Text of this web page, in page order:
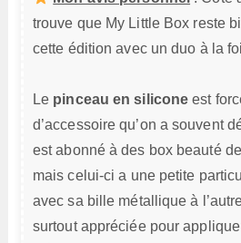
trouve que My Little Box reste
cette édition avec un duo à la
Le pinceau en silicone est
d’accessoire qu’on a souvent
est abonné à des box beauté
mais celui-ci a une petite
avec sa bille métallique à
surtout appréciée pour